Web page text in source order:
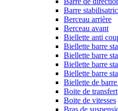
Barre
Berceau arrière
Berceau avant
Biellette anti
Biellette barre
Biellette barre
Biellette barre
Biellette barre
Biellette de
Boite de transfert
Boite de vitesses
Bras de